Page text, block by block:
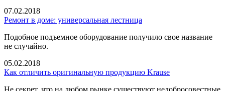
07.02.2018
Ремонт в доме: универсальная лестница
Подобное подъемное оборудование получило свое название
не случайно.
05.02.2018
Как отличить оригинальную продукцию Krause